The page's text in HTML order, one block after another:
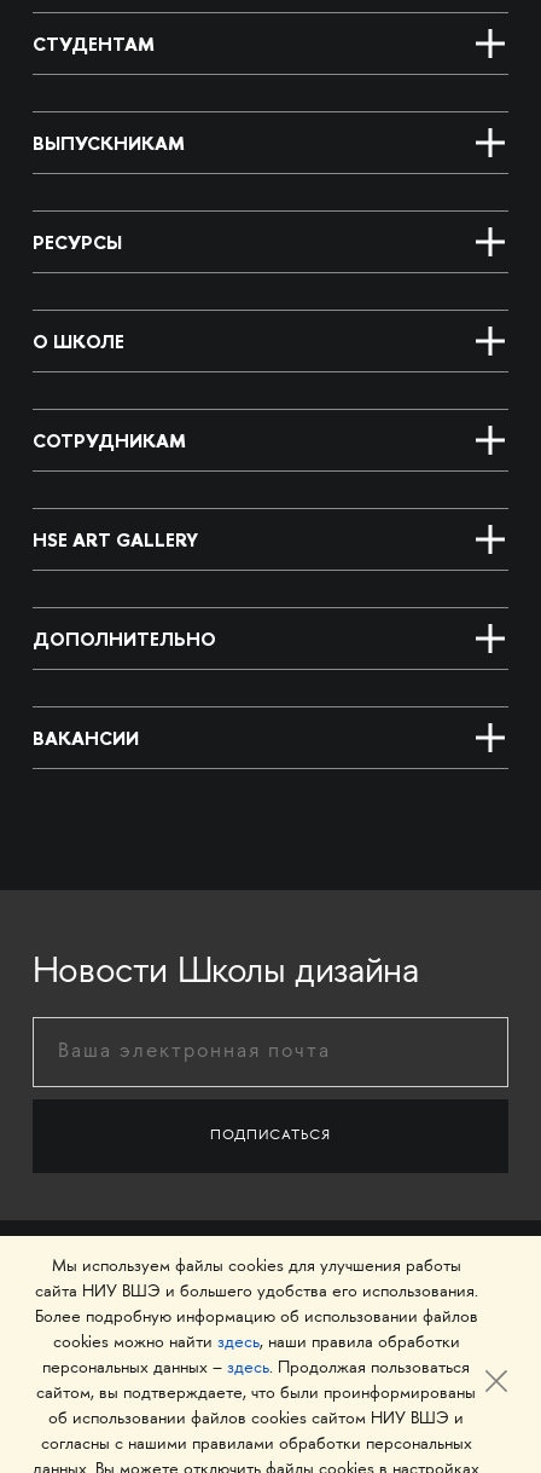
СТУДЕНТАМ
ВЫПУСКНИКАМ
РЕСУРСЫ
О ШКОЛЕ
СОТРУДНИКАМ
HSE ART GALLERY
ДОПОЛНИТЕЛЬНО
ВАКАНСИИ
Новости Школы дизайна
© 1993–2026 Национальный исследовательский
университет «Высшая школа экономики»
Мы используем файлы cookies для улучшения работы
сайта НИУ ВШЭ и большего удобства его использования.
Более подробную информацию об использовании файлов
cookies можно найти здесь, наши правила обработки
персональных данных – здесь. Продолжая пользоваться
сайтом, вы подтверждаете, что были проинформированы
об использовании файлов cookies сайтом НИУ ВШЭ и
согласны с нашими правилами обработки персональных